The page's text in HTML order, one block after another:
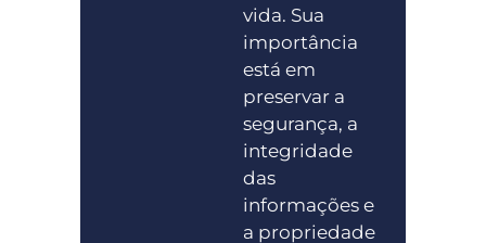
vida. Sua
importância
está em
preservar a
segurança, a
integridade
das
informações e
a propriedade